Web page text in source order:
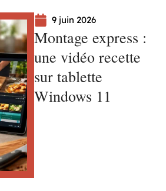
9 juin 2026
Montage express :
une vidéo recette
sur tablette
Windows 11